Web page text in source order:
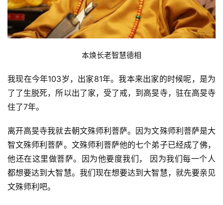
本焕长老智慧德相
我现在今年103岁，出家81年。我本来出家的时候呢，是为
了了生脱死，所以出了家，受了戒，到高旻寺，驻在高旻寺
住了7年。
离开高旻寺我就去朝文殊师利菩萨。因为文殊师利菩萨是大
智文殊师利菩萨。文殊师利菩萨他的七个弟子已经成了佛，
他还在这里做菩萨。因为他要度我们， 因为我们每一个人
都想要达到大智慧。我们现在想要达到大智慧，就先要亲见
文殊师利吧。